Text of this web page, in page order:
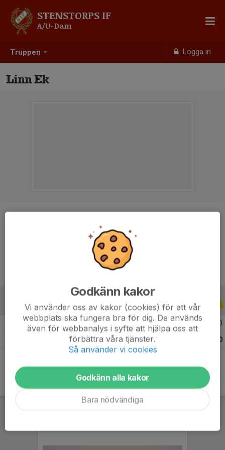
Truppen Logga in
STENSTORPS IF
A/U-Dam
Linn Ek
23 år
ALLA SERIER ALLA ÅR
9 0 0 0
0
Godkänn kakor
Vi använder oss av kakor (cookies) för att vår
webbplats ska fungera bra för dig. De används
även för webbanalys i syfte att hjälpa oss att
förbättra våra tjänster.
Så använder vi cookies
Godkänn alla kakor
Bara nödvändiga